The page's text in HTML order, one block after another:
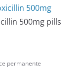
500mg
500mg pills
permanente